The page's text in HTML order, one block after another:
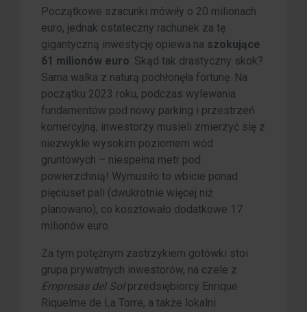
Początkowe szacunki mówiły o 20 milionach
euro, jednak ostateczny rachunek za tę
gigantyczną inwestycję opiewa na szokujące
61 milionów euro. Skąd tak drastyczny skok?
Sama walka z naturą pochłonęła fortunę. Na
początku 2023 roku, podczas wylewania
fundamentów pod nowy parking i przestrzeń
komercyjną, inwestorzy musieli zmierzyć się z
niezwykle wysokim poziomem wód
gruntowych – niespełna metr pod
powierzchnią! Wymusiło to wbicie ponad
pięciuset pali (dwukrotnie więcej niż
planowano), co kosztowało dodatkowe 17
milionów euro.
Za tym potężnym zastrzykiem gotówki stoi
grupa prywatnych inwestorów, na czele z
Empresas del Solprzedsiębiorcy Enrique
Riquelme de La Torre, a także lokalni